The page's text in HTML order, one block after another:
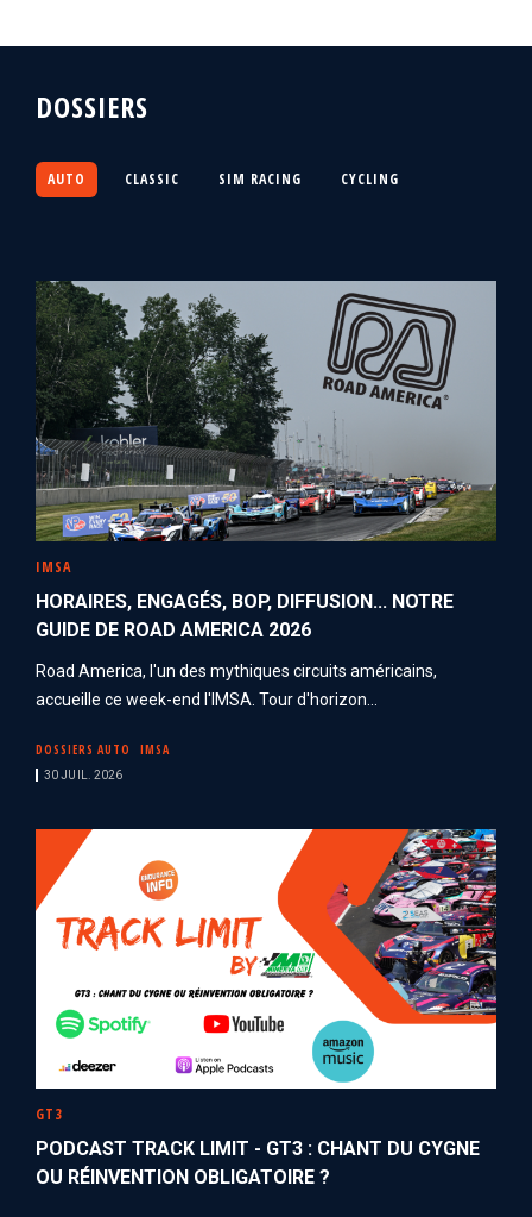
DOSSIERS
AUTO CLASSIC SIM RACING CYCLING
IMSA
HORAIRES, ENGAGÉS, BOP, DIFFUSION... NOTRE
GUIDE DE ROAD AMERICA 2026
Road America, l'un des mythiques circuits américains,
accueille ce week-end l'IMSA. Tour d'horizon...
DOSSIERS AUTO IMSA
30 JUIL. 2026
GT3
PODCAST TRACK LIMIT - GT3 : CHANT DU CYGNE
OU RÉINVENTION OBLIGATOIRE ?